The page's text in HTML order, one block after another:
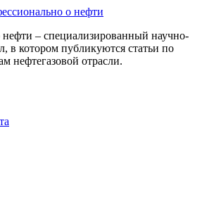
о нефти
– специализированный научно-
в котором публикуются статьи по
нефтегазовой отрасли.